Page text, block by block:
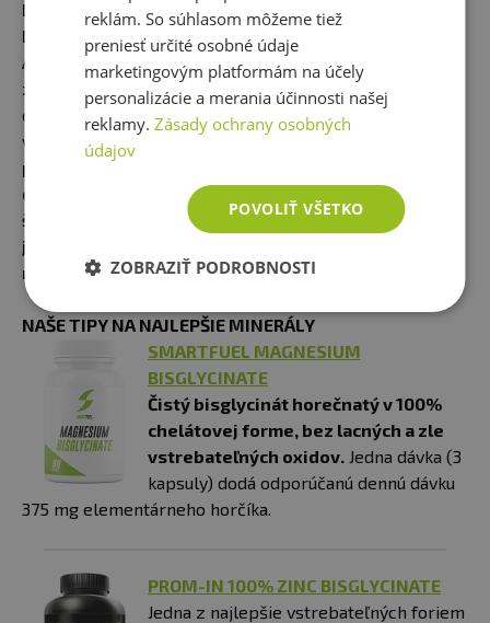
KTO POTREBUJE DOPĹŇAŤ MINERÁLY A KEDY STAČÍ
PESTRÁ STRAVA?
Ak jete pestrú, kvalitnú stravu, máte dostatok bielkovín,
zeleniny, ovocia, prirodzených potravín a nemáte
extrémny fyzický výdaj, nemusíte automaticky dopĺňať
všetky minerály.
U bežného človeka často stačí dobre
poskladaný jedálniček a suplementácia len tam, kde
dáva skutočne zmysel.
Situácia sa však mení u
športovcov, ľudí s vyššou záťažou, pri chudnutí, pri
jednostrannej strave, vyššej únave, horšej
regenerácii alebo zdravotných obmedzeniach.
NAŠE TIPY NA NAJLEPŠIE MINERÁLY
SMARTFUEL MAGNESIUM
BISGLYCINATE
Čistý bisglycinát horečnatý v 100%
chelátovej forme, bez lacných a zle
vstrebateľných oxidov. Jedna dávka (3
kapsuly) dodá odporúčanú dennú dávku
375 mg elementárneho horčíka.
PROM-IN 100% ZINC BISGLYCINATE
Jedna z najlepšie vstrebateľných foriem
reklám. So súhlasom môžeme tiež
preniesť určité osobné údaje
marketingovým platformám na účely
personalizácie a merania účinnosti našej
reklamy.Zásady ochrany osobných
údajov
POVOLIŤ VŠETKO
ZOBRAZIŤ PODROBNOSTI